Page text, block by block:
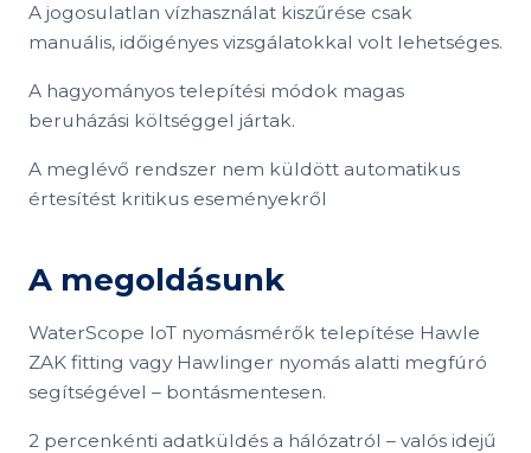
A jogosulatlan vízhasználat kiszűrése csak
manuális, időigényes vizsgálatokkal volt lehetséges.
A hagyományos telepítési módok magas
beruházási költséggel jártak.
A meglévő rendszer nem küldött automatikus
értesítést kritikus eseményekről
A megoldásunk
WaterScope IoT nyomásmérők telepítése Hawle
ZAK fitting vagy Hawlinger nyomás alatti megfúró
segítségével – bontásmentesen.
2 percenkénti adatküldés a hálózatról – valós idejű